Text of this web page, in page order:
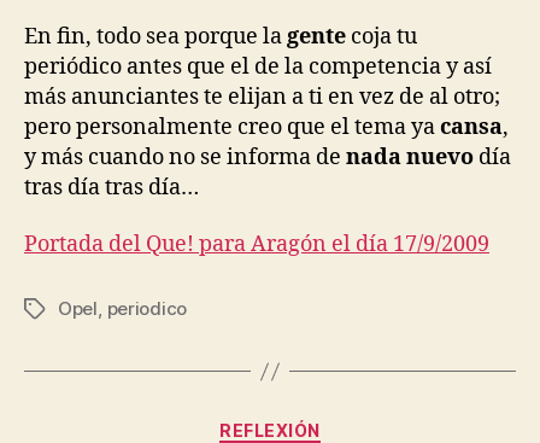
En fin, todo sea porque lagente coja tu
periódico antes que el de la competencia y así
más anunciantes te elijan a ti en vez de al otro;
pero personalmente creo que el tema yacansa,
y más cuando no se informa de nada nuevo día
tras día tras día…
Portada del Que! para Aragón el día 17/9/2009
TagsOpel, periodico
Categories
REFLEXIÓN